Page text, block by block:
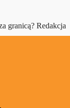
granicą? Redakcja